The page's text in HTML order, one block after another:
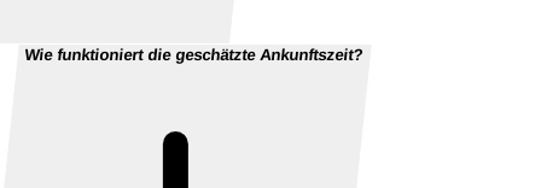
Wie funktioniert die geschätzte Ankunftszeit?